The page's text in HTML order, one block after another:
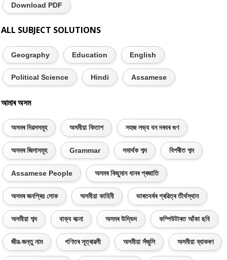
Download PDF
ALL SUBJECT SOLUTIONS
Geography Education English
Political Science Hindi Assamese
আমাৰ অসম
অসমৰ দিৱসসমূহ অসমীয়া কিতাপ সহজ লভ্য বন দৰবৰ গুণ
অসমৰ জিলাসমূহ Grammar সমাৰ্থক শব্দ বিপৰীত শব্দ
Assamese People অসমৰ কিছুমান ধানৰ প্ৰজাতি
অসমৰ জনপ্ৰিয় লোক অসমীয়া কাহিনী ভাৰতবৰ্ষৰ প্ৰৱিত্ৰ তীৰ্থস্থান
অসমীয়া শব্দ বাক্য ৰচনা অসমৰ উদ্ভিদ কম্পিউটাৰত আঁকা ছবি
জীৱ-জন্তু নাম গণিতৰ সূত্ৰাৱলী অসমীয়া সঁজুলি অসমীয়া ব্যাকৰণ